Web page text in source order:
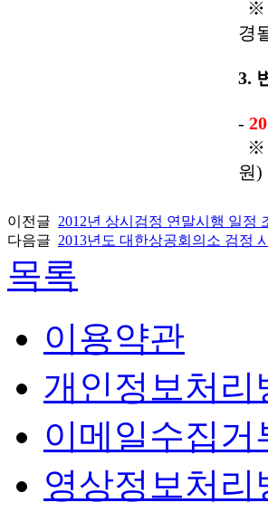
※
경
3.
-
※
원)
이전글 2012년 상시검정 연말시행 일정
다음글 2013년도 대한상공회의소 검정
목록
이용약관
개인정보처리
이메일수집거
영상정보처리